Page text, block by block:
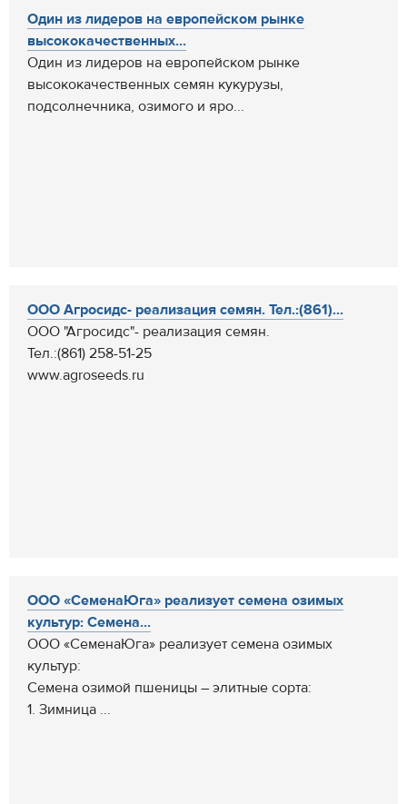
Один из лидеров на европейском рынке
высококачественных...
Один из лидеров на европейском рынке
высококачественных семян кукурузы,
подсолнечника, озимого и яро...
ООО Агросидс- реализация семян. Тел.:(861)...
ООО "Агросидс"- реализация семян.
Тел.:(861) 258-51-25
www.agroseeds.ru
ООО «СеменаЮга» реализует семена озимых
культур: Семена...
ООО «СеменаЮга» реализует семена озимых
культур:
Семена озимой пшеницы – элитные сорта:
1. Зимница ...